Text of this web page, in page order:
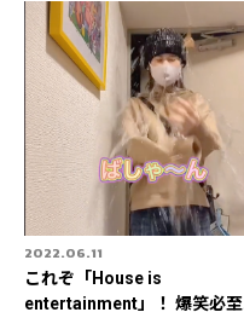
2022.06.11
これぞ「House is
entertainment」！ 爆笑必至